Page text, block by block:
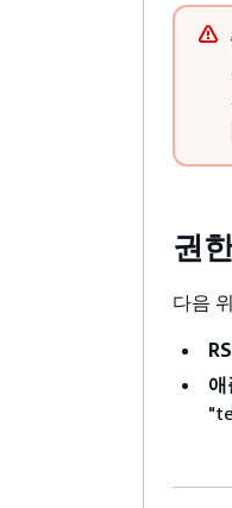
권
다음